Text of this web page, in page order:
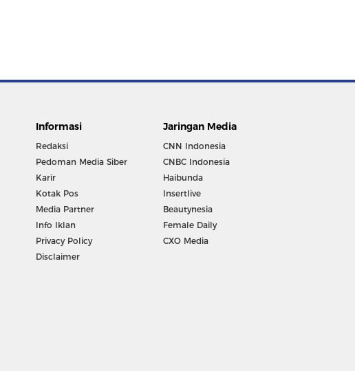
Informasi
Redaksi
Pedoman Media Siber
Karir
Kotak Pos
Media Partner
Info Iklan
Privacy Policy
Disclaimer
Jaringan Media
CNN Indonesia
CNBC Indonesia
Haibunda
Insertlive
Beautynesia
Female Daily
CXO Media